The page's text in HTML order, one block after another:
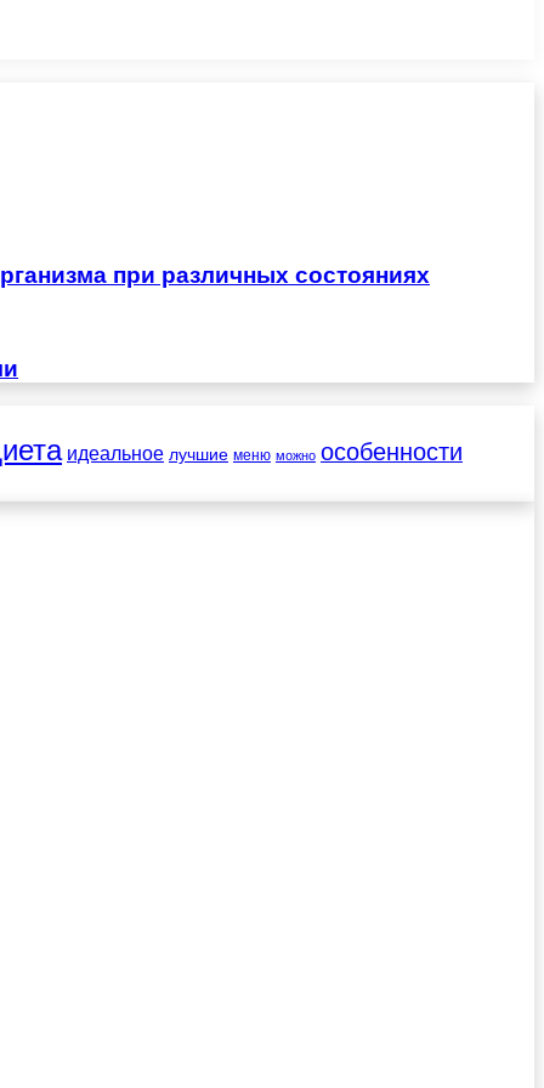
при различных состояниях
идеальное лучшие меню можно особенности